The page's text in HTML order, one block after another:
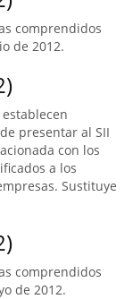
comprendidos
de 2012.
presentar al SII
con los
a los
Sustituye
comprendidos
de 2012.